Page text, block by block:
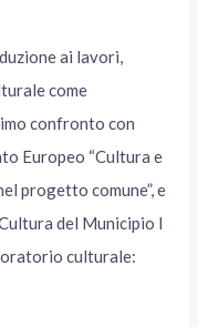
ai lavori,
come
confronto con
Europeo “Cultura e
progetto comune”, e
del Municipio I
culturale: